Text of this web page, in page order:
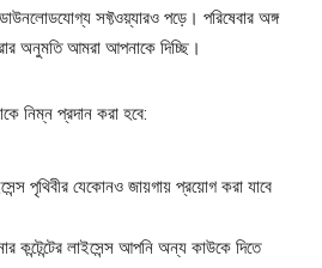
সফ্টওয়্যারও পড়ে। পরিষেবার অঙ্গ
অনুমতি আমরা আপনাকে দিচ্ছি।
নিম্ন প্রদান করা হবে:
পৃথিবীর যেকোনও জায়গায় প্রয়োগ করা যাবে
কন্টেন্টের লাইসেন্স আপনি অন্য কাউকে দিতে